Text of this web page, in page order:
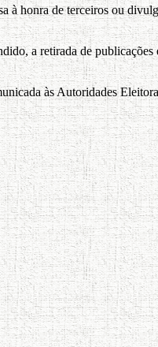
à honra de terceiros ou
a retirada de publicações
às Autoridades